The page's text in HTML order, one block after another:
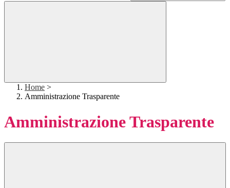
Home >
Amministrazione Trasparente
Amministrazione Trasparente